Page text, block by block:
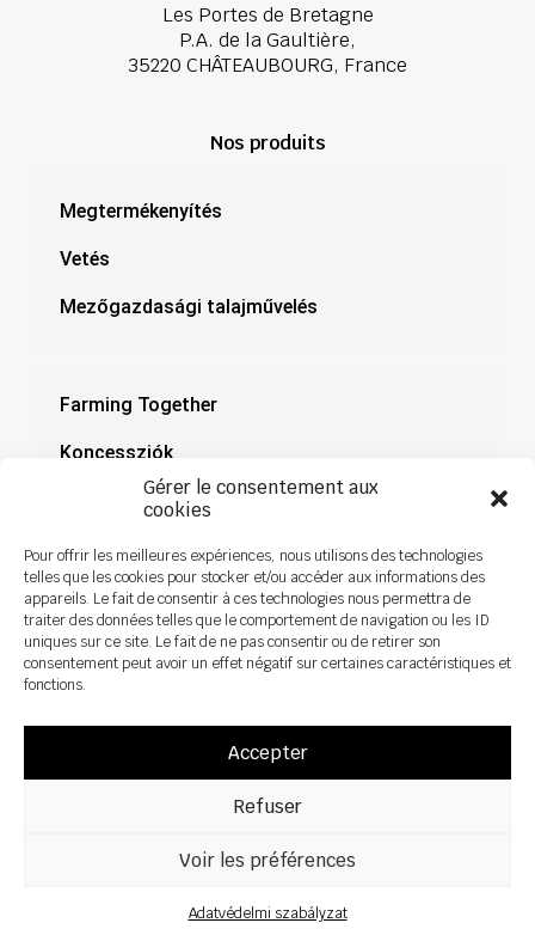
Gérer le consentement aux
cookies
Pour offrir les meilleures expériences, nous utilisons des technologies
telles que les cookies pour stocker et/ou accéder aux informations des
appareils. Le fait de consentir à ces technologies nous permettra de
traiter des données telles que le comportement de navigation ou les ID
uniques sur ce site. Le fait de ne pas consentir ou de retirer son
consentement peut avoir un effet négatif sur certaines caractéristiques et
fonctions.
Accepter
Refuser
Voir les préférences
Adatvédelmi szabályzat
Les Portes de Bretagne
P.A. de la Gaultière,
35220 CHÂTEAUBOURG, France
Nos produits
Megtermékenyítés
Vetés
Mezőgazdasági talajművelés
Farming Together
Koncessziók
Dokumentáció
Hírek
Adatvédelmi szabályzat